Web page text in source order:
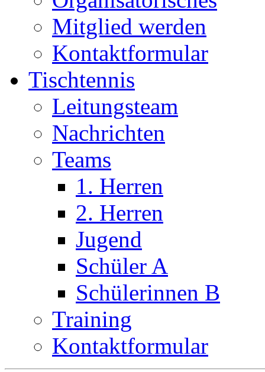
Mitglied werden
Kontaktformular
Tischtennis
Leitungsteam
Nachrichten
Teams
1. Herren
2. Herren
Jugend
Schüler A
Schülerinnen B
Training
Kontaktformular